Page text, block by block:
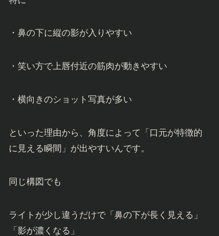
・鼻の下に縦の影が入りやすい
・笑い方で上唇付近の筋肉が動きやすい
・横向きのショット写真が多い
といった理由から、角度によって「口元が特徴的
に見える瞬間」が出やすいんです。
同じ構図でも
ライトが少し違うだけで「鼻の下が長く見える」
「影が濃くなる」